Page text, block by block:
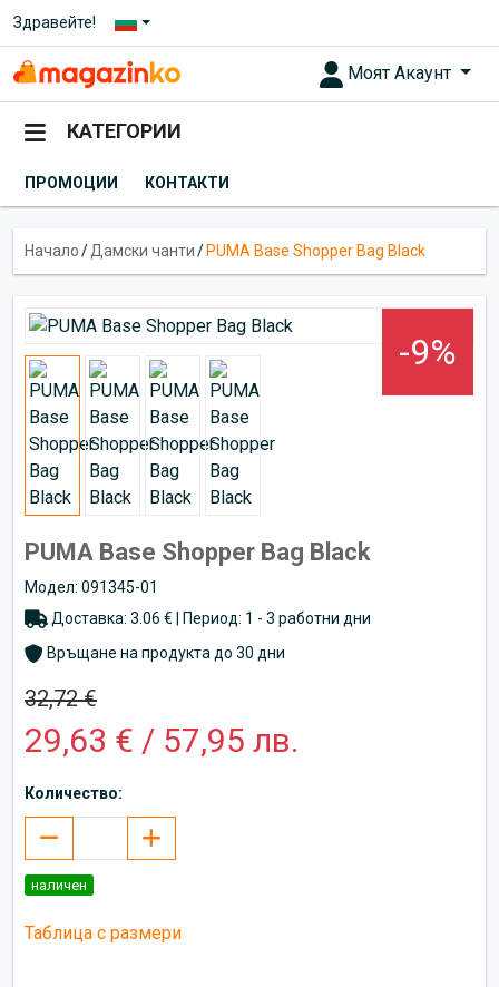
Здравейте!
Моят Акаунт
КАТЕГОРИИ
ПРОМОЦИИ КОНТАКТИ
Начало/Дамски чанти/ PUMA Base Shopper Bag Black
-9%
PUMA Base Shopper Bag Black
Модел: 091345-01
Доставка: 3.06 € | Период: 1 - 3 работни дни
Връщане на продукта до 30 дни
32,72 €
29,63 € / 57,95 лв.
Количество:
наличен
Таблица с размери